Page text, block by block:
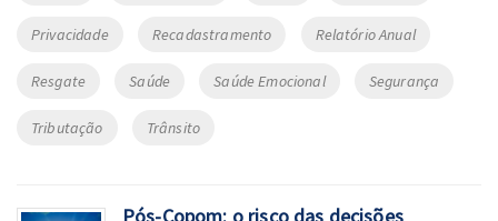
Privacidade Recadastramento Relatório Anual
Resgate Saúde Saúde Emocional Segurança
Tributação Trânsito